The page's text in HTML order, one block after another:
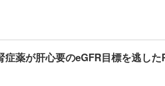
薬が肝心要のeGFR目標を逃した